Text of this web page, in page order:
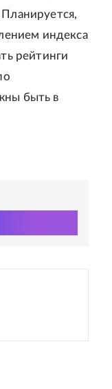
индекса
рейтинги
быть в